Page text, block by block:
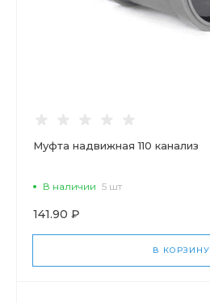
Муфта надвижная 110 канализ
В наличии 5 шт
141.90 ₽
В КОРЗИНУ